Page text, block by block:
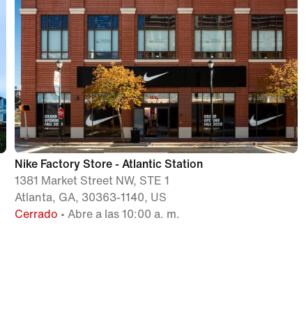
Nike Factory Store - Atlantic Station
1381 Market Street NW, STE 1
Atlanta, GA, 30363-1140, US
Cerrado • Abre a las 10:00 a. m.